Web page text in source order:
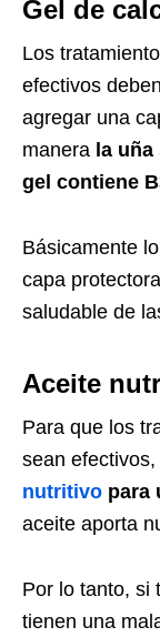
Gel de
Los
efectivos
agregar una
manera la uña
gel contiene
Básicamente
capa
saludable de
Aceite
Para que los
sean
nutritivo para
aceite aporta
Por lo tanto, si
tienen una